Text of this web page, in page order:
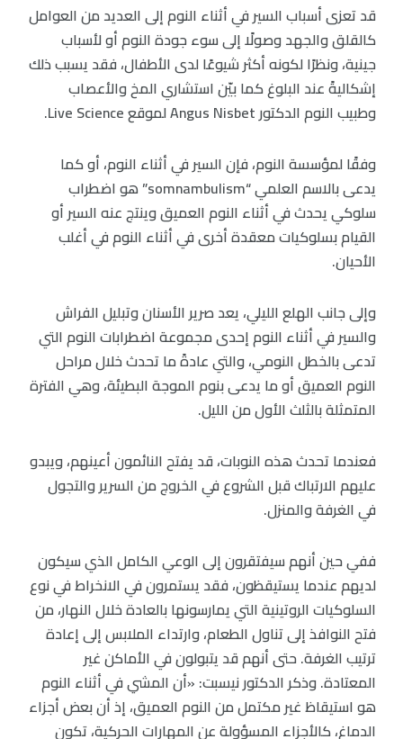
قد تعزى أسباب السير في أثناء النوم إلى العديد من العوامل
كالقلق والجهد وصولًا إلى سوء جودة النوم أو لأسباب
جينية، ونظرًا لكونه أكثر شيوعًا لدى الأطفال، فقد يسبب ذلك
إشكاليةً عند البلوغ كما بيّن استشاري المخ والأعصاب
وطبيب النوم الدكتور Angus Nisbet لموقع Live Science.
وفقًا لمؤسسة النوم، فإن السير في أثناء النوم، أو كما
يدعى بالاسم العلمي “somnambulism” هو اضطراب
سلوكي يحدث في أثناء النوم العميق وينتج عنه السير أو
القيام بسلوكيات معقدة أخرى في أثناء النوم في أغلب
الأحيان.
وإلى جانب الهلع الليلي، يعد صرير الأسنان وتبليل الفراش
والسير في أثناء النوم إحدى مجموعة اضطرابات النوم التي
تدعى بالخطل النومي، والتي عادةً ما تحدث خلال مراحل
النوم العميق أو ما يدعى بنوم الموجة البطيئة، وهي الفترة
المتمثلة بالثلث الأول من الليل.
فعندما تحدث هذه النوبات، قد يفتح النائمون أعينهم، ويبدو
عليهم الارتباك قبل الشروع في الخروج من السرير والتجول
في الغرفة والمنزل.
ففي حين أنهم سيفتقرون إلى الوعي الكامل الذي سيكون
لديهم عندما يستيقظون، فقد يستمرون في الانخراط في نوع
السلوكيات الروتينية التي يمارسونها بالعادة خلال النهار، من
فتح النوافذ إلى تناول الطعام، وارتداء الملابس إلى إعادة
ترتيب الغرفة. حتى أنهم قد يتبولون في الأماكن غير
المعتادة. وذكر الدكتور نيسبت: «أن المشي في أثناء النوم
هو استيقاظ غير مكتمل من النوم العميق، إذ أن بعض أجزاء
الدماغ، كالأجزاء المسؤولة عن المهارات الحركية، تكون